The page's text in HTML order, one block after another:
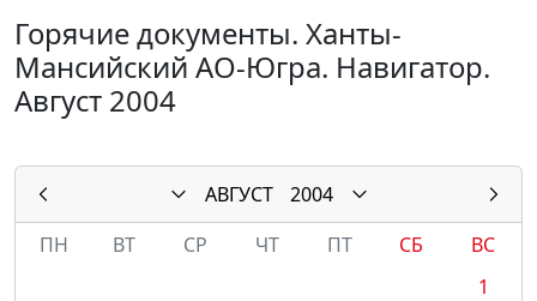
Горячие документы. Ханты-
Мансийский АО-Югра. Навигатор.
Август 2004
АВГУСТ
2004
ПН
ВТ СР ЧТ ПТ СБ
ВС
1